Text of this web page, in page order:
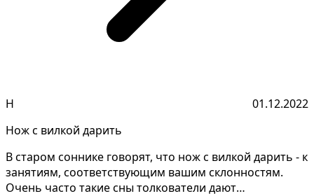
Н
01.12.2022
Нож с вилкой дарить
В старом соннике говорят, что нож с вилкой дарить - к
занятиям, соответствующим вашим склонностям.
Очень часто такие сны толкователи дают